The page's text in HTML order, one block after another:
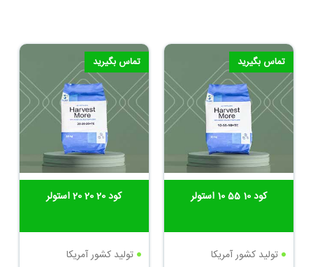
تماس بگیرید
کود 20 20 20 استولر
تولید کشور آمریکا
تماس بگیرید
کود 10 55 10 استولر
تولید کشور آمریکا